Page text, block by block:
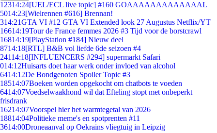
12314:24[UEL/ECL live topic] #160 GOAAAAAAAAAAAAAL
5014:23[Wielrennen #616] Brennan!
314:21GTA VI #12 GTA VI Extended look 27 Augustus Netflix/YT
16614:19Tour de France femmes 2026 #3 Tijd voor de borstcrawl
16814:19[PlayStation #184] Nieuw deel
8714:18[RTL] B&B vol liefde 6de seizoen #4
24114:18[INFLUENCERS #294] supermarkt Safari
014:12Huisarts doet haar werk onder invloed van alcohol
6414:12De Bondgenoten Spoiler Topic #3
18514:07Boeken worden opgekocht om chatbots te voeden
6414:07Voedselwaakhond wil dat Efteling stopt met onbeperkt
frisdrank
16214:07Voorspel hier het warmtegetal van 2026
18814:04Politieke meme's en spotprenten #11
3614:00Droneaanval op Oekrains vliegtuig in Leipzig